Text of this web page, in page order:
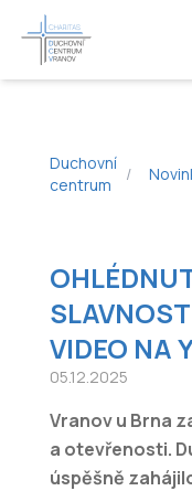
Duchovní
centrum
/
VIDEO NA
05.12.2025
Vranov u Brna
a otevřenosti.
úspěšně